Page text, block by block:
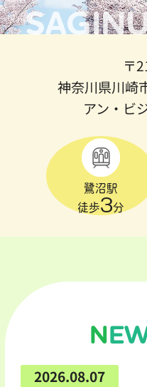
〒
神奈川県川崎
アン・ビ
鷺沼駅
徒歩3分
2026.08.07